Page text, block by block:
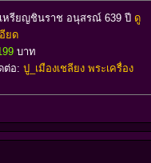
หรียญชินราช อนุสรณ์ 639 ปี ดู
ยด
บาท
ต่อ: ปู_เมืองเชลียง พระเครื่อง